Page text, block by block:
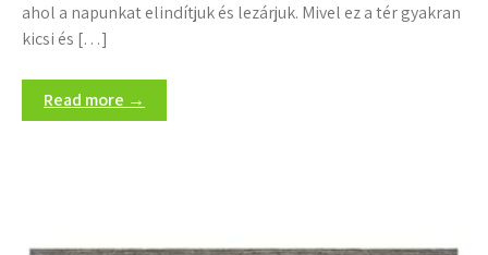
ahol a napunkat elindítjuk és lezárjuk. Mivel ez a tér gyakran
kicsi és […]
Read more →